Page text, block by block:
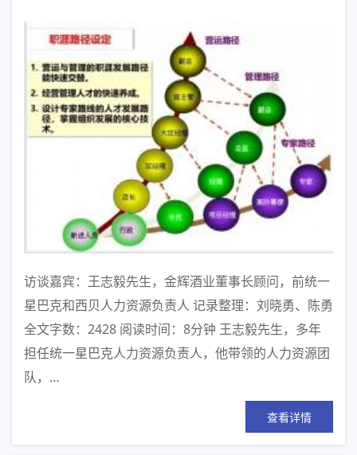
访谈嘉宾：王志毅先生，金辉酒业董事长顾问，前统一
星巴克和西贝人力资源负责人 记录整理：刘晓勇、陈勇
全文字数：2428 阅读时间：8分钟 王志毅先生，多年
担任统一星巴克人力资源负责人，他带领的人力资源团
队，…
查看详情